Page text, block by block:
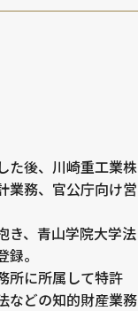
た後、川崎重工業株
業務、官公庁向け営
き、青山学院大学法
。
所に所属して特許
などの知的財産業務